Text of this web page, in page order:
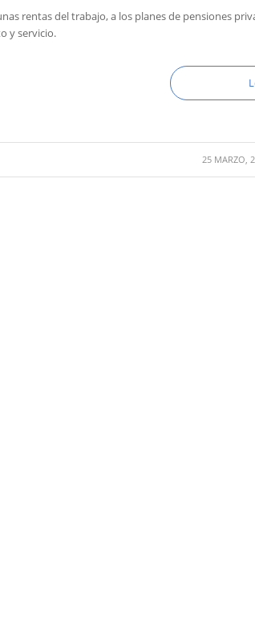
rentas del trabajo, a los planes de pensiones
y servicio.
25 MARZO,
/